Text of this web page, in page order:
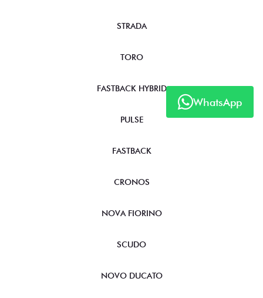
WhatsApp
STRADA
TORO
FASTBACK HYBRID
PULSE
FASTBACK
CRONOS
NOVA FIORINO
SCUDO
NOVO DUCATO